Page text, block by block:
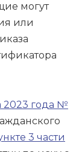
могут
или
2023 года №
3 части